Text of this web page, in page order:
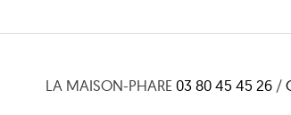
LA MAISON-PHARE03 80 45 45 26 /